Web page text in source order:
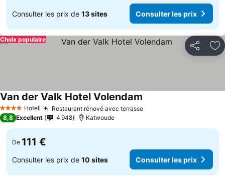
Consulter les prix de 13 sites Consulter les prix
Partager
Choix populaire
4 Étoiles Hotel Restaurant rénové avec terrasse
Van der Valk Hotel Volendam
8,8 Excellent 4 948 Katwoude
De 111 €
Consulter les prix de 10 sites Consulter les prix